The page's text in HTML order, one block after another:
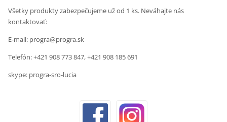
Všetky produkty zabezpečujeme už od 1 ks. Neváhajte nás
kontaktovať:
E-mail: progra@progra.sk
Telefón: +421 908 773 847, +421 908 185 691
skype: progra-sro-lucia